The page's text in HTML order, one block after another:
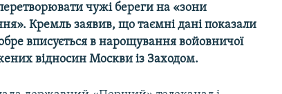
чужі береги на «зони
Кремль заявив, що таємні дані показали
вписується в нарощування войовничої
відносин Москви із Заходом.